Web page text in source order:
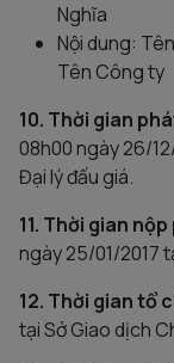
Nghĩa
Nội dung:
Tên Công ty
10. Thời gian
08h00 ngày 26/
Đại lý đấu giá.
11. Thời gian
ngày 25/01/2017
12. Thời gian tổ
tại Sở Giao dịch